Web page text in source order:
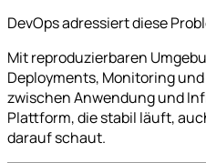
DevOps adressiert diese
Mit reproduzierbaren
Deployments, Monitoring
zwischen Anwendung und
Plattform, die stabil läuft,
darauf schaut.